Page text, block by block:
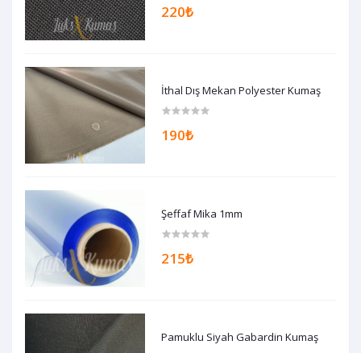
220₺
İthal Dış Mekan Polyester Kumaş
190₺
Şeffaf Mika 1mm
215₺
Pamuklu Siyah Gabardin Kumaş